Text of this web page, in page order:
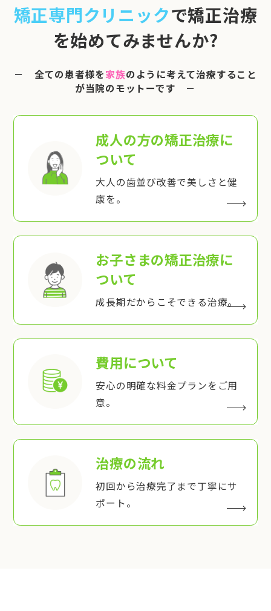
※日曜は不定期で診療してい
ます
矯正専門クリニックで矯正治療
を始めてみませんか?
－ 全ての患者様を家族のように考えて治療すること
が当院のモットーです －
成人の方の矯正治療に
ついて
大人の歯並び改善で美しさと健
康を。
お子さまの矯正治療に
ついて
成長期だからこそできる治療。
費用について
安心の明確な料金プランをご用
意。
治療の流れ
初回から治療完了まで丁寧にサ
ポート。